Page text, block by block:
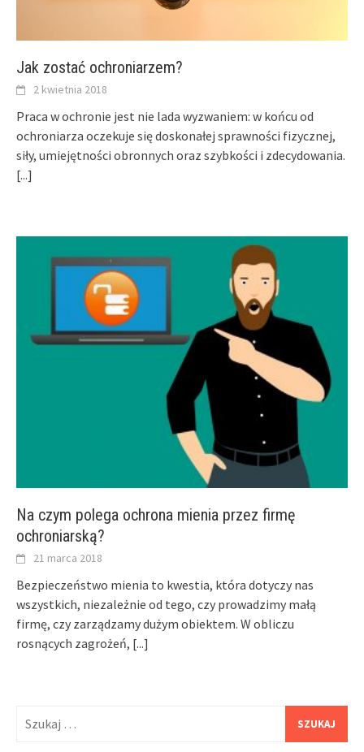
Jak zostać ochroniarzem?
2 kwietnia 2018
Praca w ochronie jest nie lada wyzwaniem: w końcu od
ochroniarza oczekuje się doskonałej sprawności fizycznej,
siły, umiejętności obronnych oraz szybkości i zdecydowania.
[...]
Na czym polega ochrona mienia przez firmę
ochroniarską?
21 marca 2018
Bezpieczeństwo mienia to kwestia, która dotyczy nas
wszystkich, niezależnie od tego, czy prowadzimy małą
firmę, czy zarządzamy dużym obiektem. W obliczu
rosnących zagrożeń, [...]